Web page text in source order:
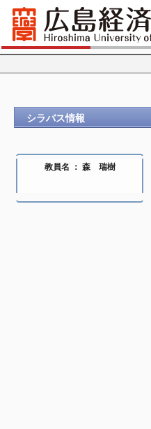
シラバス情報
教員名 ： 森 瑞樹